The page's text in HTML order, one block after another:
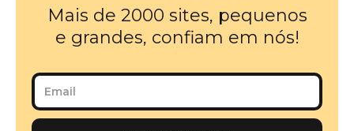
Mais de 2000 sites, pequenos
e grandes, confiam em nós!